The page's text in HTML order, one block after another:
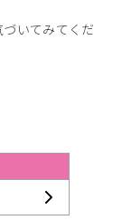
いてみてくだ